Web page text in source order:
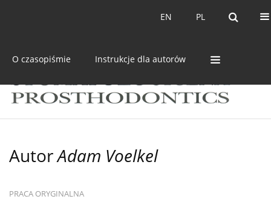
PL
EN PL
EN
O czasopiśmie Instrukcje dla autorów
AutorAdam Voelkel
PRACA ORYGINALNA